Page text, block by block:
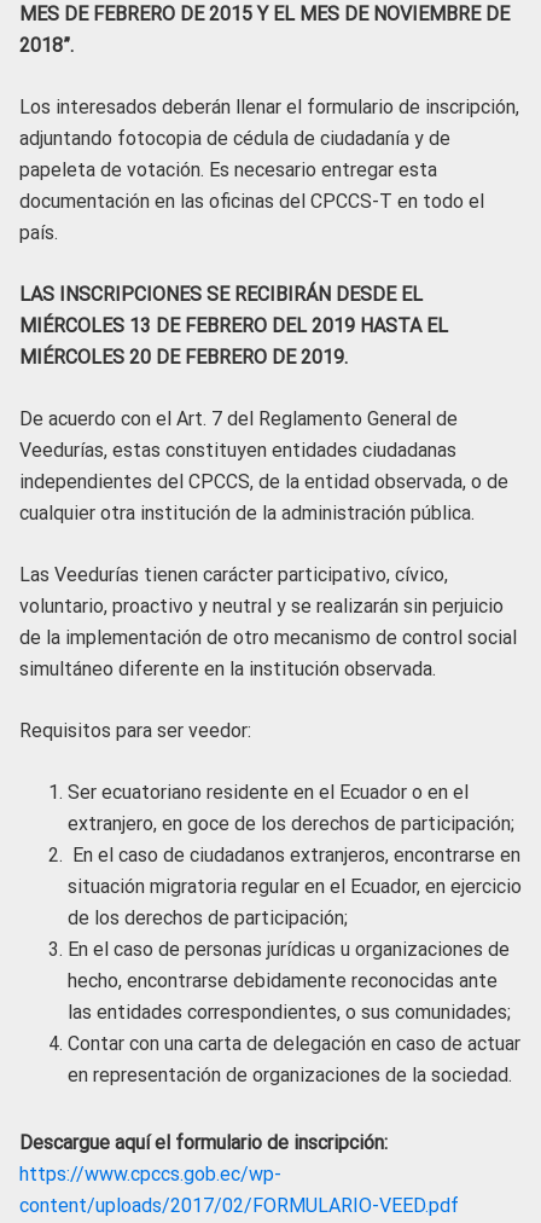
MES DE FEBRERO DE 2015 Y EL MES DE NOVIEMBRE DE
2018”.
Los interesados deberán llenar el formulario de inscripción,
adjuntando fotocopia de cédula de ciudadanía y de
papeleta de votación. Es necesario entregar esta
documentación en las oficinas del CPCCS-T en todo el
país.
LAS INSCRIPCIONES SE RECIBIRÁN DESDE EL
MIÉRCOLES 13 DE FEBRERO DEL 2019 HASTA EL
MIÉRCOLES 20 DE FEBRERO DE 2019.
De acuerdo con el Art. 7 del Reglamento General de
Veedurías, estas constituyen entidades ciudadanas
independientes del CPCCS, de la entidad observada, o de
cualquier otra institución de la administración pública.
Las Veedurías tienen carácter participativo, cívico,
voluntario, proactivo y neutral y se realizarán sin perjuicio
de la implementación de otro mecanismo de control social
simultáneo diferente en la institución observada.
Requisitos para ser veedor:
Ser ecuatoriano residente en el Ecuador o en el
extranjero, en goce de los derechos de participación;
En el caso de ciudadanos extranjeros, encontrarse en
situación migratoria regular en el Ecuador, en ejercicio
de los derechos de participación;
En el caso de personas jurídicas u organizaciones de
hecho, encontrarse debidamente reconocidas ante
las entidades correspondientes, o sus comunidades;
Contar con una carta de delegación en caso de actuar
en representación de organizaciones de la sociedad.
Descargue aquí el formulario de inscripción:
https://www.cpccs.gob.ec/wp-
content/uploads/2017/02/FORMULARIO-VEED.pdf